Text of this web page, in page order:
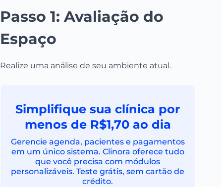
Passo 1: Avaliação do
Espaço
Realize uma análise de seu ambiente atual.
Simplifique sua clínica por
menos de R$1,70 ao dia
Gerencie agenda, pacientes e pagamentos
em um único sistema. Clinora oferece tudo
que você precisa com módulos
personalizáveis. Teste grátis, sem cartão de
crédito.